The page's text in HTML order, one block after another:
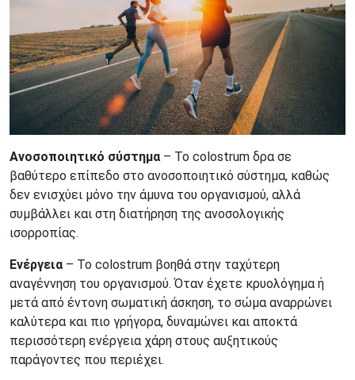
Ανοσοποιητικό σύστημα – Το colostrum δρα σε
βαθύτερο επίπεδο στο ανοσοποιητικό σύστημα, καθώς
δεν ενισχύει μόνο την άμυνα του οργανισμού, αλλά
συμβάλλει και στη διατήρηση της ανοσολογικής
ισορροπίας.
Ενέργεια – Το colostrum βοηθά στην ταχύτερη
αναγέννηση του οργανισμού. Όταν έχετε κρυολόγημα ή
μετά από έντονη σωματική άσκηση, το σώμα αναρρώνει
καλύτερα και πιο γρήγορα, δυναμώνει και αποκτά
περισσότερη ενέργεια χάρη στους αυξητικούς
παράγοντες που περιέχει.